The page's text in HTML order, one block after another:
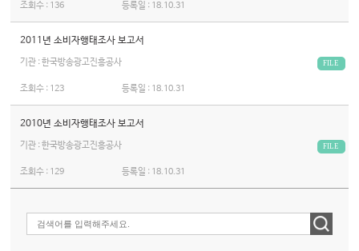
조회수 : 136 등록일 : 18.10.31
2011년 소비자행태조사 보고서
기관 : 한국방송광고진흥공사 FILE
조회수 : 123 등록일 : 18.10.31
2010년 소비자행태조사 보고서
기관 : 한국방송광고진흥공사 FILE
조회수 : 129 등록일 : 18.10.31